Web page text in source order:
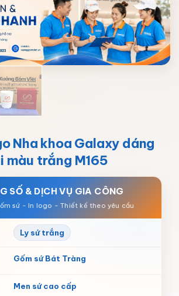
Nha khoa Galaxy dáng
màu trắng M165
SỐ & DỊCH VỤ GIA CÔNG
Ly sứ trắng
Gốm sứ Bát Tràng
Men sứ cao cấp